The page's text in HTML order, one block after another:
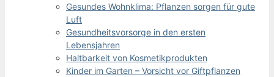
Gesundes Wohnklima: Pflanzen sorgen für gute
Luft
Gesundheitsvorsorge in den ersten
Lebensjahren
Haltbarkeit von Kosmetikprodukten
Kinder im Garten – Vorsicht vor Giftpflanzen